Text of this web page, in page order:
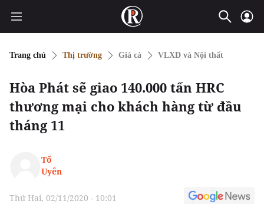
Trang chủ Thị trường Giá cả VLXD và Nội thất
Hòa Phát sẽ giao 140.000 tấn HRC
thương mại cho khách hàng từ đầu
tháng 11
Tố
Uyên
Thứ Hai, 02/11/2020 - 10:01